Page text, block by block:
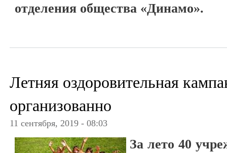
отделения общества «Динамо».
Летняя оздоровительная
организованно
11 сентября, 2019 - 08:03
За лето 40